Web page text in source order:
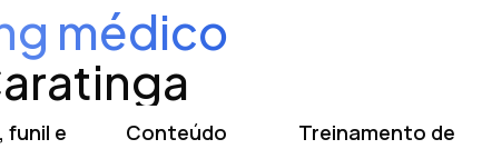
médico
funil e
Conteúdo
Treinamento de